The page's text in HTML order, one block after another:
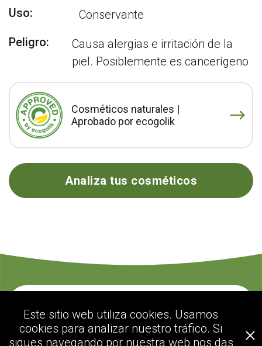
Uso:
Conservante
Peligro:
Causa alergias e irritación de la
piel. Posiblemente es cancerígeno
Cosméticos naturales |
Aprobado por ecogolik
Analiza tus cosméticos
Este sitio web utiliza cookies. Usamos
cookies para analizar nuestro tráfico. Si
sigues navegando por nuestra web nos das